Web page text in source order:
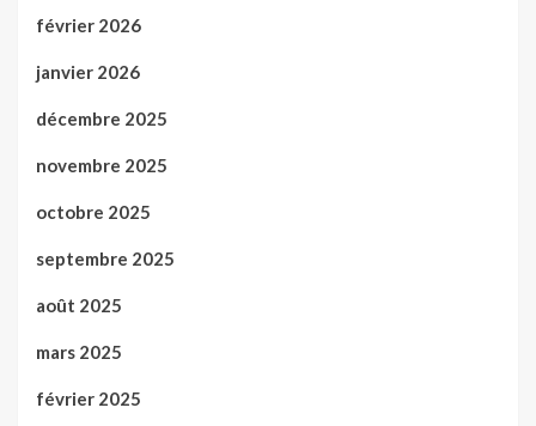
février 2026
janvier 2026
décembre 2025
novembre 2025
octobre 2025
septembre 2025
août 2025
mars 2025
février 2025